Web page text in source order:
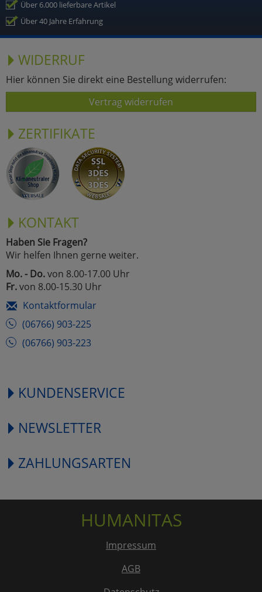
Über 6.000 lieferbare Artikel
Über 40 Jahre Erfahrung
WIDERRUF
Hier können Sie direkt eine Bestellung widerrufen:
Vertrag widerrufen
ZERTIFIKATE
KONTAKT
Haben Sie Fragen?
Wir helfen Ihnen gerne weiter.
Mo. - Do.von 8.00-17.00 Uhr
Fr.von 8.00-15.30 Uhr
Kontaktformular
(06766) 903-225
(06766) 903-223
KUNDENSERVICE
NEWSLETTER
ZAHLUNGSARTEN
HUMANITAS
Impressum
AGB